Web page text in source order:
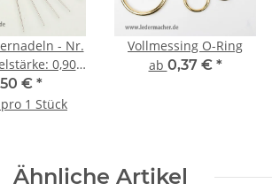
- Nr.
0,90
mm€ *
1 Stück
Vollmessing O-Ring
ab 0,37 € *
Ähnliche Artikel